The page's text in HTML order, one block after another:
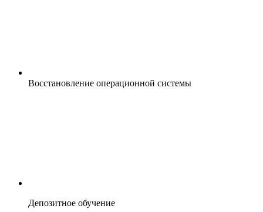
Восстановление операционной системы
Депозитное обучение